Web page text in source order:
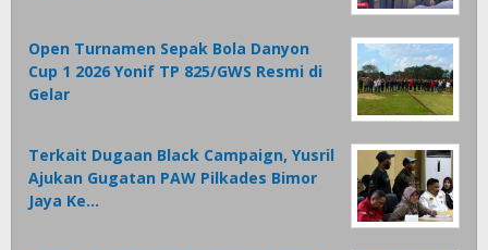
Open Turnamen Sepak Bola Danyon
Cup 1 2026 Yonif TP 825/GWS Resmi di
Gelar
Terkait Dugaan Black Campaign, Yusril
Ajukan Gugatan PAW Pilkades Bimor
Jaya Ke…